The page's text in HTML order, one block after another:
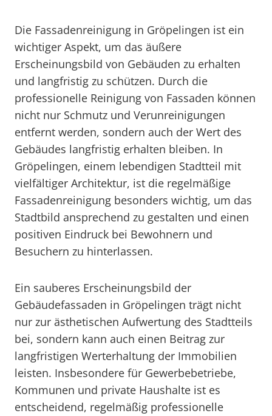
Die Fassadenreinigung in Gröpelingen ist ein
wichtiger Aspekt, um das äußere
Erscheinungsbild von Gebäuden zu erhalten
und langfristig zu schützen. Durch die
professionelle Reinigung von Fassaden können
nicht nur Schmutz und Verunreinigungen
entfernt werden, sondern auch der Wert des
Gebäudes langfristig erhalten bleiben. In
Gröpelingen, einem lebendigen Stadtteil mit
vielfältiger Architektur, ist die regelmäßige
Fassadenreinigung besonders wichtig, um das
Stadtbild ansprechend zu gestalten und einen
positiven Eindruck bei Bewohnern und
Besuchern zu hinterlassen.
Ein sauberes Erscheinungsbild der
Gebäudefassaden in Gröpelingen trägt nicht
nur zur ästhetischen Aufwertung des Stadtteils
bei, sondern kann auch einen Beitrag zur
langfristigen Werterhaltung der Immobilien
leisten. Insbesondere für Gewerbebetriebe,
Kommunen und private Haushalte ist es
entscheidend, regelmäßig professionelle